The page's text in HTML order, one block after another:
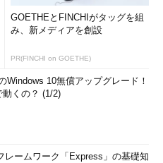
GOETHEとFINCHIがタッグを組
み、新メディアを創設
PR(FINCHI on GOETHE)
Windows 10無償アップグレード！
くの？ (1/2)
レームワーク「Express」の基礎知